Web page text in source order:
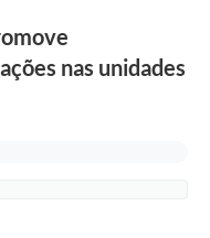
nas unidades